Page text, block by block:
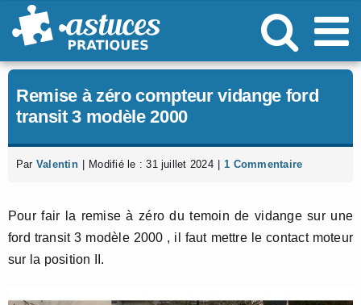
Passer
au
Remise à zéro compteur vidange ford
transit 3 modèle 2000
Par Valentin Modifié le : 31 juillet 2024 1 Commentaire
Pour fair la remise à zéro du temoin de vidange sur une
ford transit 3 modèle 2000 , il faut mettre le contact moteur
sur la position II.